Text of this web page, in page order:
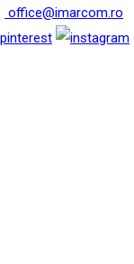
office@imarcom.ro